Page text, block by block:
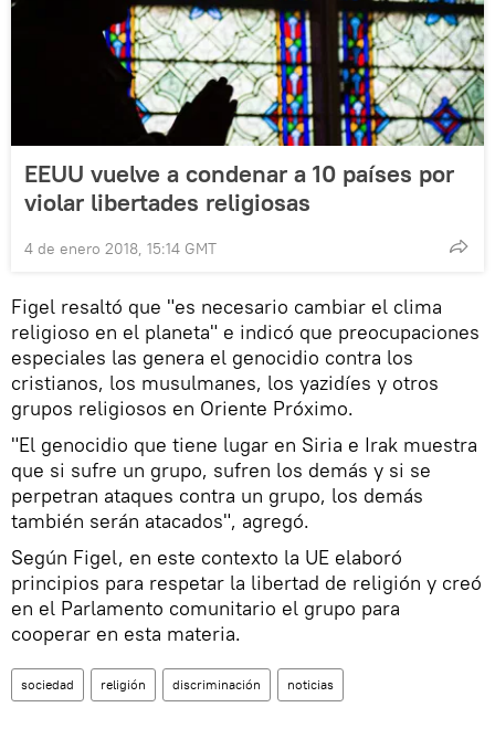
EEUU vuelve a condenar a 10 países por
violar libertades religiosas
4 de enero 2018, 15:14 GMT
Figel resaltó que "es necesario cambiar el clima
religioso en el planeta" e indicó que preocupaciones
especiales las genera el genocidio contra los
cristianos, los musulmanes, los yazidíes y otros
grupos religiosos en Oriente Próximo.
"El genocidio que tiene lugar en Siria e Irak muestra
que si sufre un grupo, sufren los demás y si se
perpetran ataques contra un grupo, los demás
también serán atacados", agregó.
Según Figel, en este contexto la UE elaboró
principios para respetar la libertad de religión y creó
en el Parlamento comunitario el grupo para
cooperar en esta materia.
sociedad religión discriminación noticias